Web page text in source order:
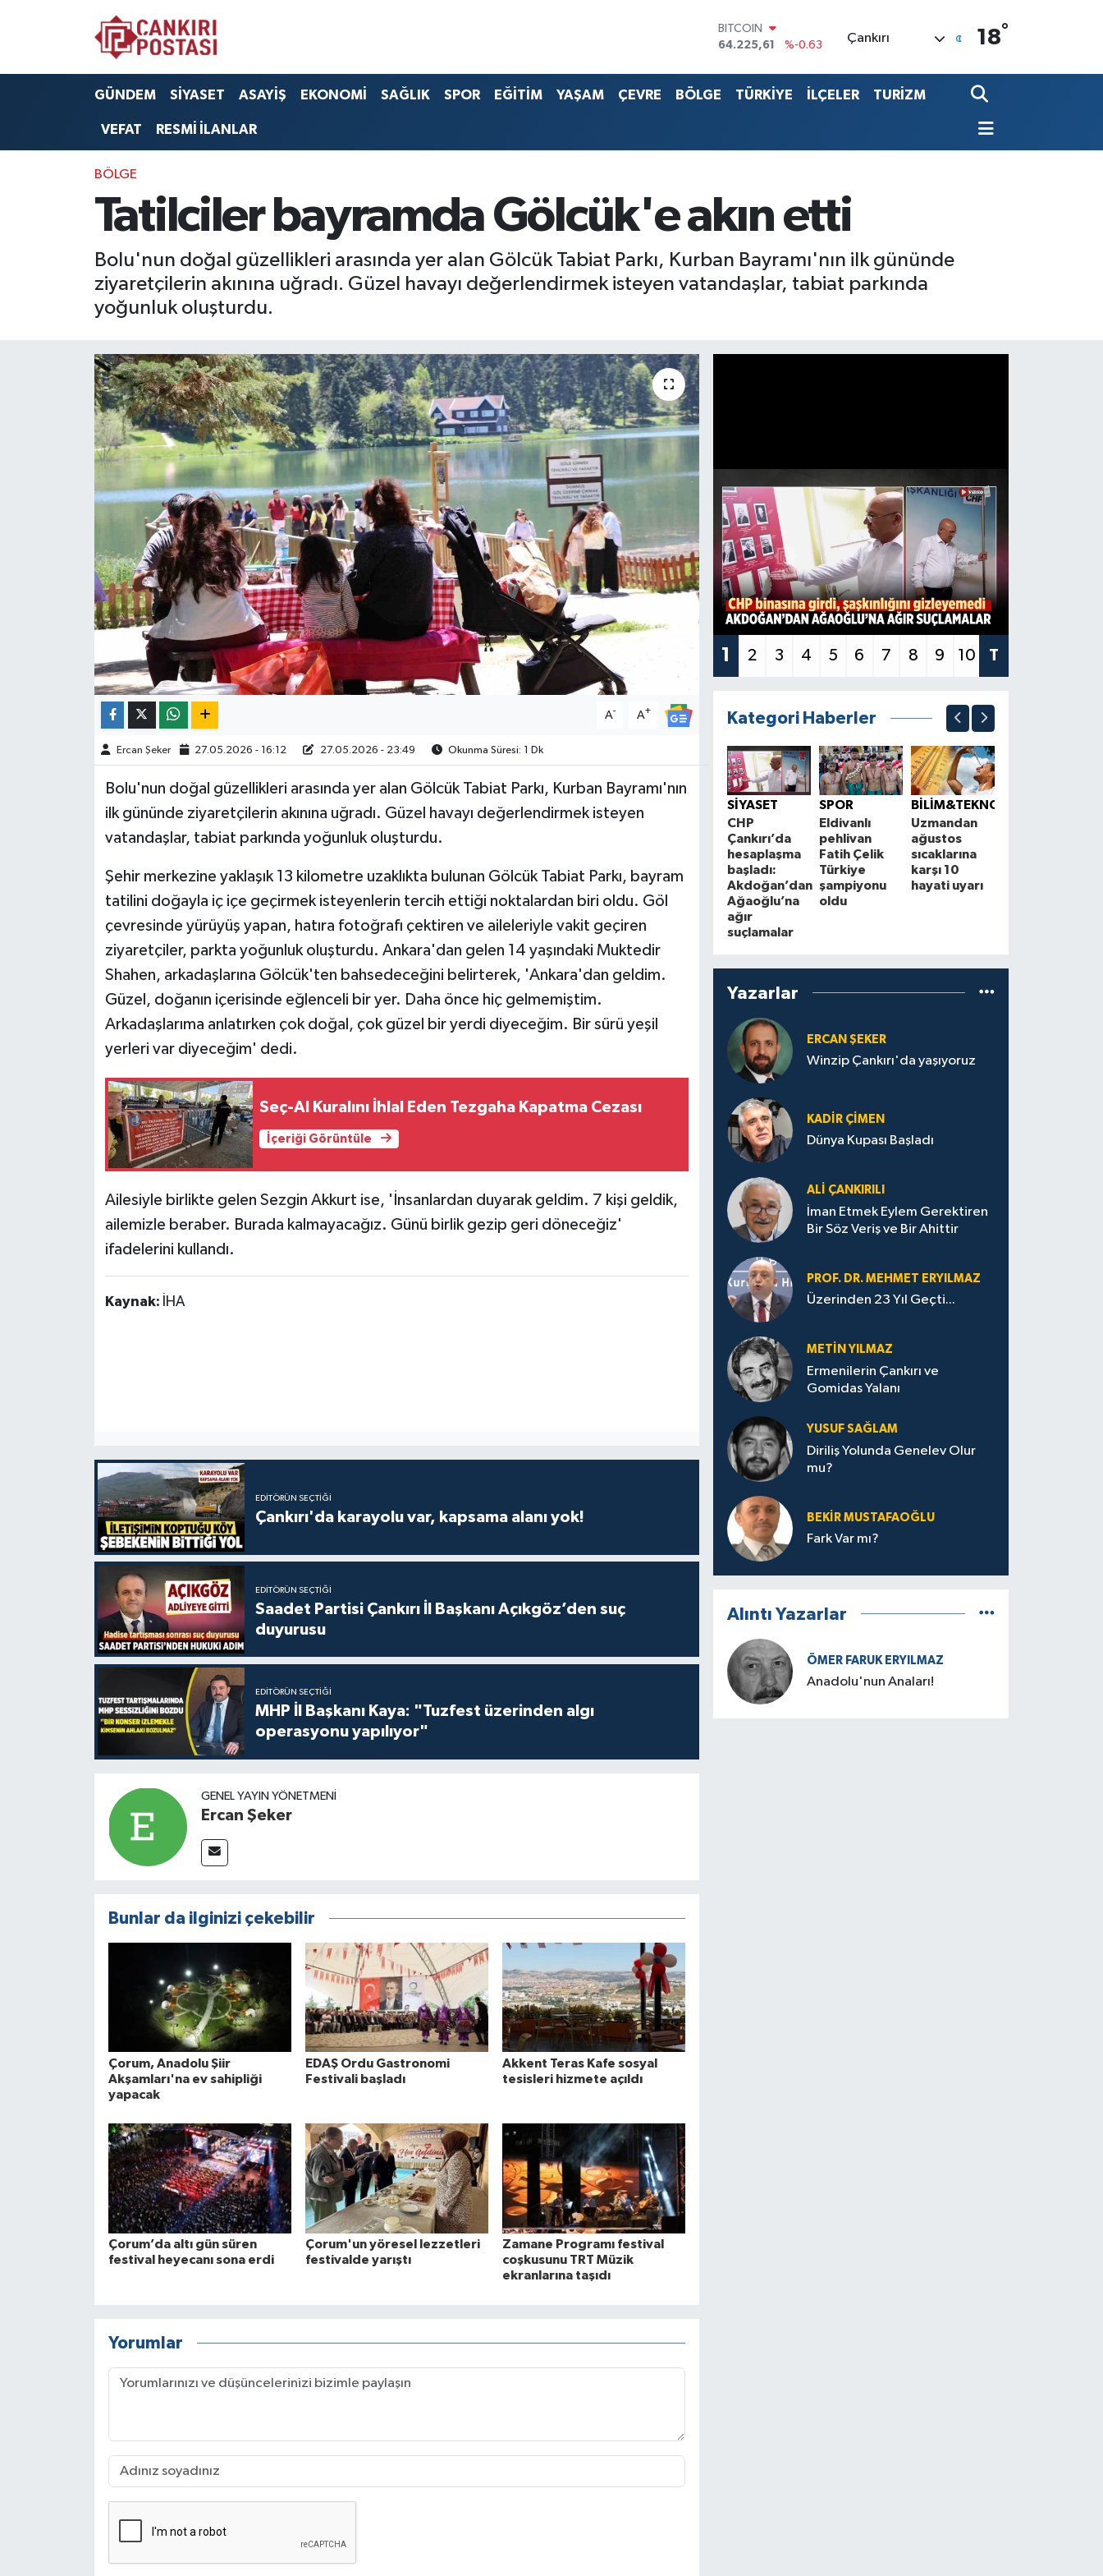
64.225,61
DOLAR
55,0317
%-0.02
13.799
Çankırı 18°
GÜNDEM SİYASET ASAYİŞ EKONOMİ SAĞLIK SPOR EĞİTİM YAŞAM ÇEVRE BÖLGE TÜRKİYE İLÇELER TURİZM
VEFAT RESMİ İLANLAR
BÖLGE
Tatilciler bayramda Gölcük'e akın etti
Bolu'nun doğal güzellikleri arasında yer alan Gölcük Tabiat Parkı, Kurban Bayramı'nın ilk gününde
ziyaretçilerin akınına uğradı. Güzel havayı değerlendirmek isteyen vatandaşlar, tabiat parkında
yoğunluk oluşturdu.
A- A+
Ercan Şeker 27.05.2026 - 16:12 27.05.2026 - 23:49 Okunma Süresi: 1 Dk
Bolu'nun doğal güzellikleri arasında yer alan Gölcük Tabiat Parkı, Kurban Bayramı'nın
ilk gününde ziyaretçilerin akınına uğradı. Güzel havayı değerlendirmek isteyen
vatandaşlar, tabiat parkında yoğunluk oluşturdu.
Şehir merkezine yaklaşık 13 kilometre uzaklıkta bulunan Gölcük Tabiat Parkı, bayram
tatilini doğayla iç içe geçirmek isteyenlerin tercih ettiği noktalardan biri oldu. Göl
çevresinde yürüyüş yapan, hatıra fotoğrafı çektiren ve aileleriyle vakit geçiren
ziyaretçiler, parkta yoğunluk oluşturdu. Ankara'dan gelen 14 yaşındaki Muktedir
Shahen, arkadaşlarına Gölcük'ten bahsedeceğini belirterek, 'Ankara'dan geldim.
Güzel, doğanın içerisinde eğlenceli bir yer. Daha önce hiç gelmemiştim.
Arkadaşlarıma anlatırken çok doğal, çok güzel bir yerdi diyeceğim. Bir sürü yeşil
yerleri var diyeceğim' dedi.
Seç-Al Kuralını İhlal Eden Tezgaha Kapatma Cezası
İçeriği Görüntüle
Ailesiyle birlikte gelen Sezgin Akkurt ise, 'İnsanlardan duyarak geldim. 7 kişi geldik,
ailemizle beraber. Burada kalmayacağız. Günü birlik gezip geri döneceğiz'
ifadelerini kullandı.
Kaynak: İHA
EDITÖRÜN SEÇTIĞI
Çankırı'da karayolu var, kapsama alanı yok!
EDITÖRÜN SEÇTIĞI
Saadet Partisi Çankırı İl Başkanı Açıkgöz’den suç
duyurusu
EDITÖRÜN SEÇTIĞI
MHP İl Başkanı Kaya: "Tuzfest üzerinden algı
operasyonu yapılıyor"
GENEL YAYIN YÖNETMENI
Ercan Şeker
Bunlar da ilginizi çekebilir
Çorum, Anadolu Şiir
Akşamları'na ev sahipliği
yapacak
EDAŞ Ordu Gastronomi
Festivali başladı
Akkent Teras Kafe sosyal
tesisleri hizmete açıldı
Çorum’da altı gün süren
festival heyecanı sona erdi
Çorum'un yöresel lezzetleri
festivalde yarıştı
Zamane Programı festival
coşkusunu TRT Müzik
ekranlarına taşıdı
Yorumlar
1 2 3 4 5 6 7 8 9 10 T
Kategori Haberler
SİYASET
CHP
Çankırı’da
hesaplaşma
başladı:
Akdoğan’dan
Ağaoğlu’na
ağır
suçlamalar
SPOR
Eldivanlı
pehlivan
Fatih Çelik
Türkiye
şampiyonu
oldu
BİLİM&TEKNOLOJİ
Uzmandan
ağustos
sıcaklarına
karşı 10
hayati uyarı
Yazarlar
ERCAN ŞEKER
Winzip Çankırı'da yaşıyoruz
KADIR ÇIMEN
Dünya Kupası Başladı
ALI ÇANKIRILI
İman Etmek Eylem Gerektiren
Bir Söz Veriş ve Bir Ahittir
PROF. DR. MEHMET ERYILMAZ
Üzerinden 23 Yıl Geçti...
METIN YILMAZ
Ermenilerin Çankırı ve
Gomidas Yalanı
YUSUF SAĞLAM
Diriliş Yolunda Genelev Olur
mu?
BEKIR MUSTAFAOĞLU
Fark Var mı?
Alıntı Yazarlar
ÖMER FARUK ERYILMAZ
Anadolu'nun Anaları!
SİYASET
İLÇELER
RESMİ İLANLAR
TURİZM
MAGAZİN
BİLİM&TEKNOLOJİ
Nöbetçi Eczaneler
Hava Durumu
Süper Lig Puan Durumu ve Fikstür
Son Dakika Haberleri
Haber Arşivi